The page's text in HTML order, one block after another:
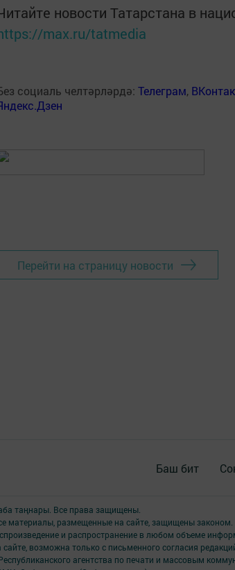
новости Татарстана в
max.ru/tatmedia
социаль челтәрләрдә: Телеграм,
Перейти на страницу новости
Баш бит
таңнары. Все права защищены.
материалы, размещенные на сайте, защищены законом.
и распространение в любом объеме
возможна только с письменного согласия
агентства по печати и массовым